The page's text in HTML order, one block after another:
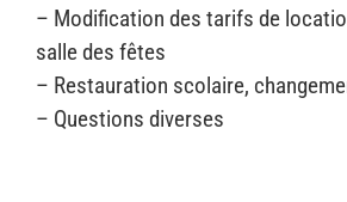
– Modification des tarifs de
salle des fêtes
– Restauration scolaire,
– Questions diverses